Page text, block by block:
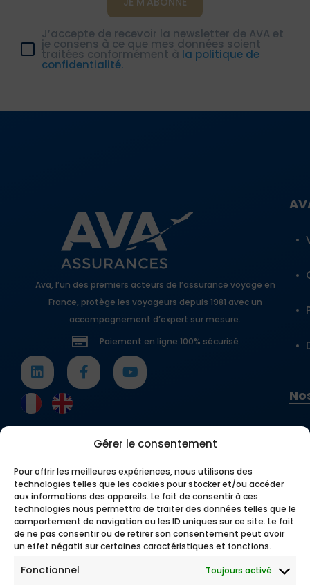
Gérer le consentement
Pour offrir les meilleures expériences, nous utilisons des
technologies telles que les cookies pour stocker et/ou accéder
aux informations des appareils. Le fait de consentir à ces
technologies nous permettra de traiter des données telles que le
comportement de navigation ou les ID uniques sur ce site. Le fait
de ne pas consentir ou de retirer son consentement peut avoir
un effet négatif sur certaines caractéristiques et fonctions.
Fonctionnel Toujours activé
J’accepte de recevoir la newsletter de AVA et
je consens à ce que mes données soient
traitées conformément à la politique de
confidentialité.
Ava, l’un des premiers acteurs de l’assurance voyage en
France, protège les voyageurs depuis 1981 avec un
accompagnement d’expert sur mesure.
Paiement en ligne 100% sécurisé